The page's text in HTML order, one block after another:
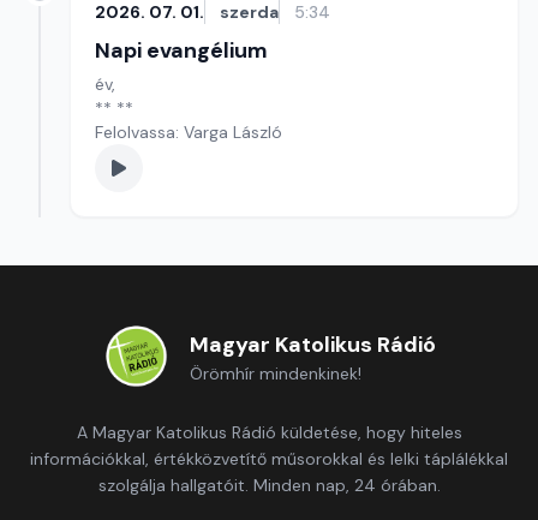
2026. 07. 01. szerda 5:34
Napi evangélium
év,
** **
Felolvassa: Varga László
Magyar Katolikus Rádió
Örömhír mindenkinek!
A Magyar Katolikus Rádió küldetése, hogy hiteles
információkkal, értékközvetítő műsorokkal és lelki táplálékkal
szolgálja hallgatóit. Minden nap, 24 órában.